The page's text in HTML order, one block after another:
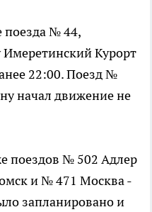
поезда № 44,
Курорт
22:00. Поезд №
начал движение не
поездов № 502 Адлер
и № 471 Москва -
запланировано и